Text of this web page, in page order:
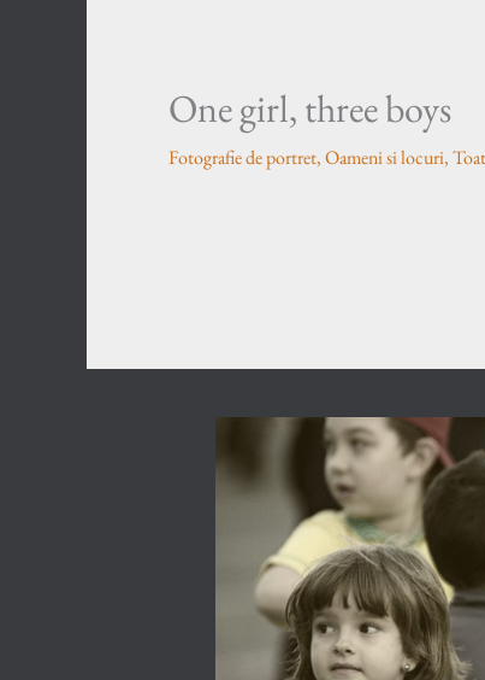
One girl, three boys
Fotografie de portret,Oameni si locuri,